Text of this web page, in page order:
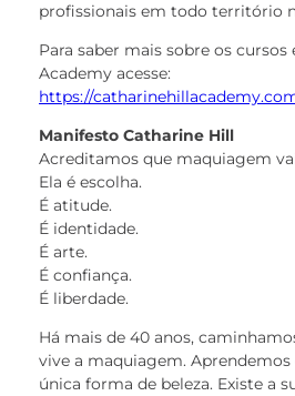
profissionais em todo território
Para saber mais sobre os cursos
Academy acesse:
https://
Manifesto Catharine Hill
Acreditamos que maquiagem
Ela é escolha.
É atitude.
É identidade.
É arte.
É confiança.
É liberdade.
Há mais de 40 anos,
vive a maquiagem. Aprendemos
única forma de beleza. Existe a